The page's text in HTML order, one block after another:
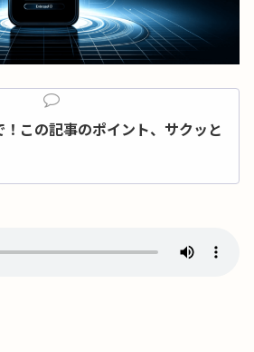
この記事のポイント、サクッと